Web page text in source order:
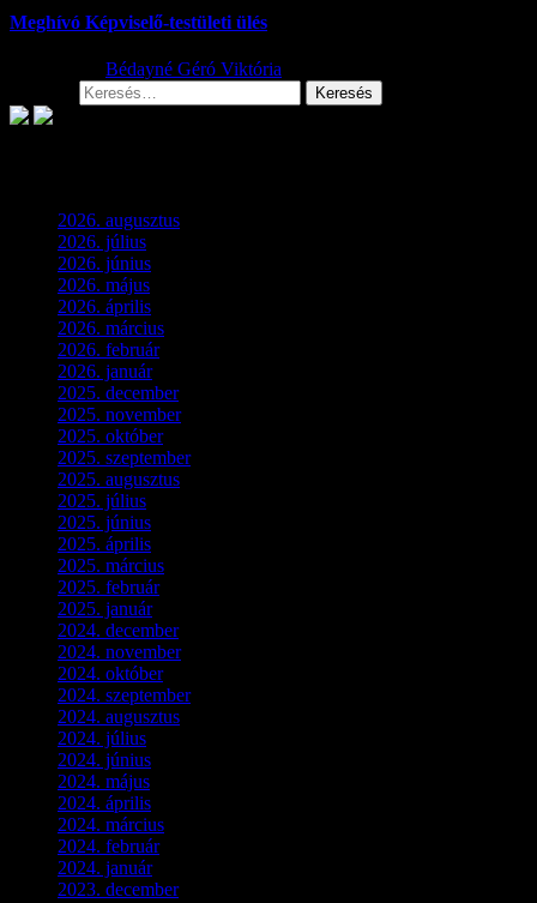
Meghívó Képviselő-testületi ülés
Bédayné Géró Viktória
2026. augusztus
2026. július
2026. június
2026. május
2026. április
2026. március
2026. február(4)
2026. január(2)
2025. december(4)
2025. november(3)
2025. október(3)
2025. szeptember(5)
2025. augusztus
2025. július
2025. június
2025. április
2025. március
2025. február(7)
2025. január(3)
2024. december(3)
2024. november(7)
2024. október(6)
2024. szeptember(4)
2024. augusztus
2024. július
2024. június
2024. május
2024. április
2024. március
2024. február(9)
2024. január(3)
2023. december(1)